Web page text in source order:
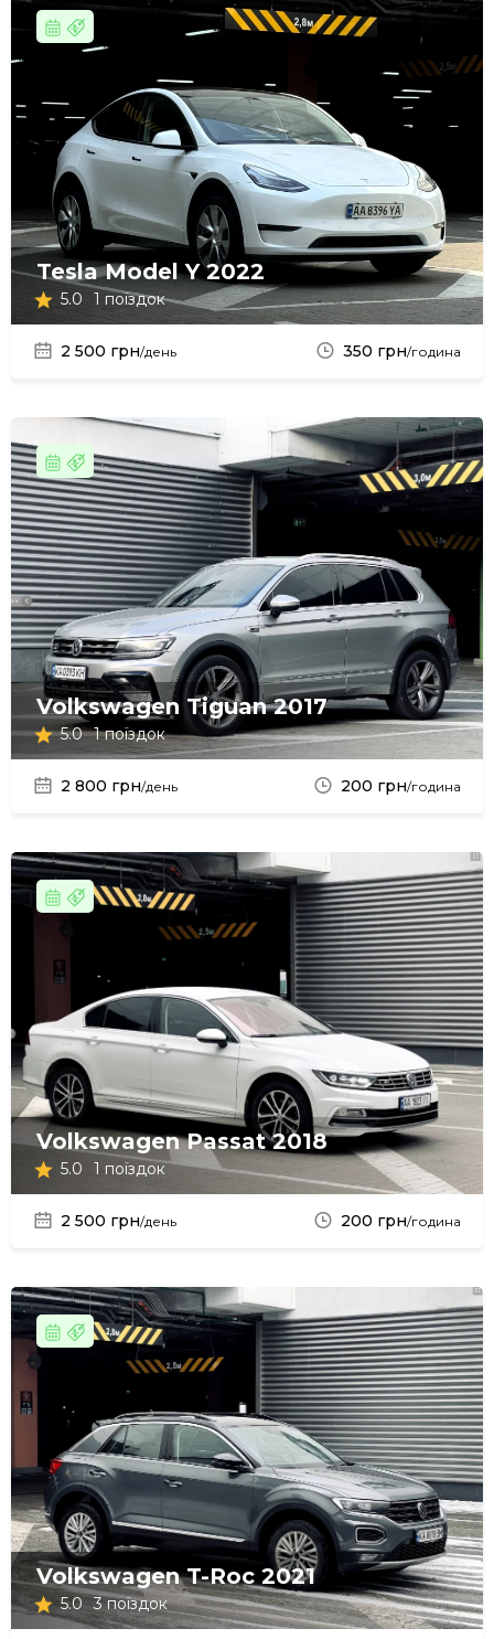
Tesla Model Y 2022
5.0 1 поїздок
2 500 грн/день 350 грн/година
Volkswagen Tiguan 2017
5.0 1 поїздок
2 800 грн/день 200 грн/година
Volkswagen Passat 2018
5.0 1 поїздок
2 500 грн/день 200 грн/година
Volkswagen T-Roc 2021
5.0 3 поїздок